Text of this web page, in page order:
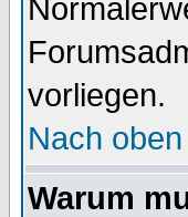
vorliegen.
Nach oben
Warum